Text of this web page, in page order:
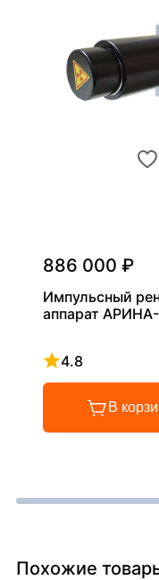
886 000 ₽
Импульсный
аппарат
4.8
Рейтинг 4.8 из 5
В
Похожие